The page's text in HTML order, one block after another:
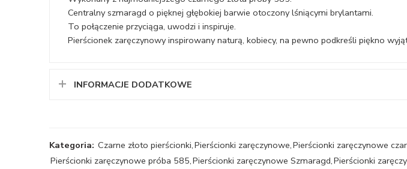
Centralny szmaragd o pięknej głębokiej barwie otoczony lśniącymi brylantami.
To połączenie przyciąga, uwodzi i inspiruje.
Pierścionek zaręczynowy inspirowany naturą, kobiecy, na pewno podkreśli piękno
INFORMACJE DODATKOWE
Kategoria: Czarne złoto pierścionki,Pierścionki zaręczynowe,Pierścionki zaręczynowe
Pierścionki zaręczynowe próba 585,Pierścionki zaręczynowe Szmaragd,Pierścionki